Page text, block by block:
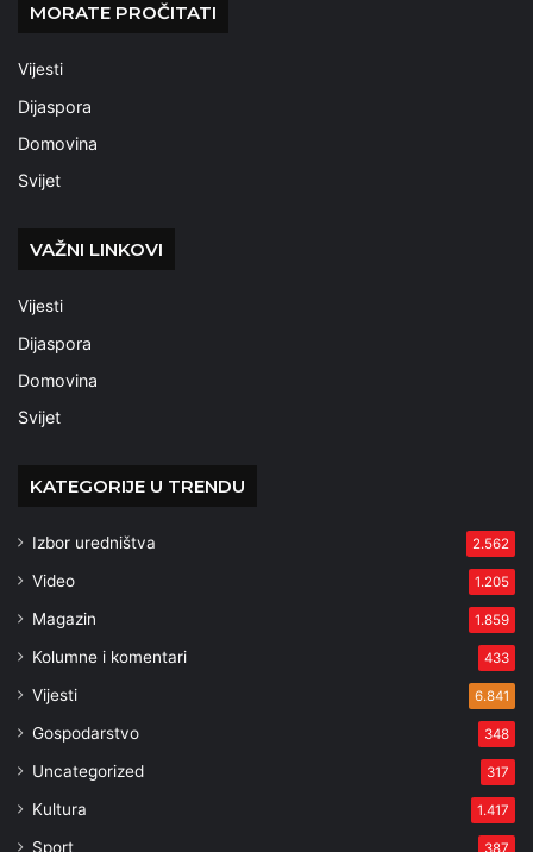
MORATE PROČITATI
Vijesti
Dijaspora
Domovina
Svijet
VAŽNI LINKOVI
Vijesti
Dijaspora
Domovina
Svijet
KATEGORIJE U TRENDU
Izbor uredništva 2.562
Video 1.205
Magazin 1.859
Kolumne i komentari 433
Vijesti 6.841
Gospodarstvo 348
Uncategorized 317
Kultura 1.417
Sport